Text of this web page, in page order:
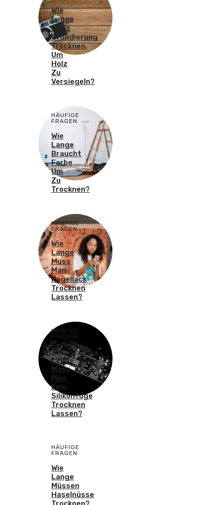
Wie
Lange
Muss
Grundierung
Trocknen,
Um
Holz
Zu
Versiegeln?
HÄUFIGE
FRAGEN
Wie
Lange
Braucht
Farbe
Um
Zu
Trocknen?
HÄUFIGE
FRAGEN
Wie
Lange
Muss
Man
Nagellack
Trocknen
Lassen?
HÄUFIGE
FRAGEN
Wie
Lange
Muss
Man
Eine
Silikonfuge
Trocknen
Lassen?
HÄUFIGE
FRAGEN
Wie
Lange
Müssen
Haselnüsse